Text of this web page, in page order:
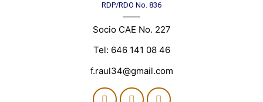
RDP/RDO No. 836
Socio CAE No. 227
Tel: 646 141 08 46
f.raul34@gmail.com